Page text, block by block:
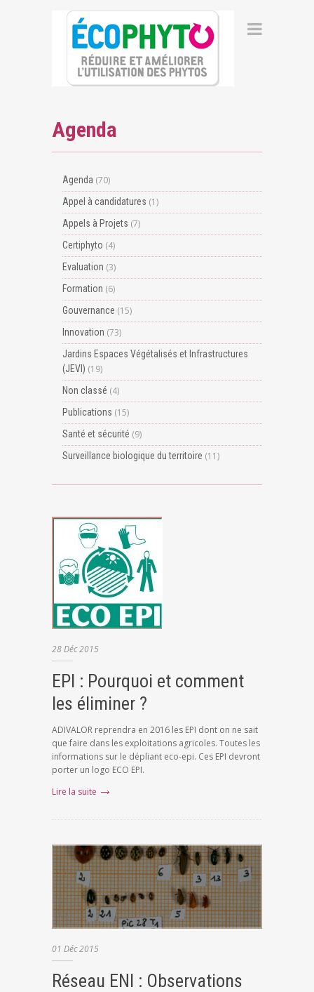
Agenda
Agenda (70)
Appel à candidatures (1)
Appels à Projets (7)
Certiphyto (4)
Evaluation (3)
Formation (6)
Gouvernance (15)
Innovation (73)
Jardins Espaces Végétalisés et Infrastructures
(JEVI) (19)
Non classé (4)
Publications (15)
Santé et sécurité (9)
Surveillance biologique du territoire (11)
28Déc2015
EPI : Pourquoi et comment
les éliminer ?
ADIVALOR reprendra en 2016 les EPI dont on ne sait
que faire dans les exploitations agricoles. Toutes les
informations sur le dépliant eco-epi. Ces EPI devront
porter un logo ECO EPI.
Lire la suite
01 Déc2015
Réseau ENI : Observations